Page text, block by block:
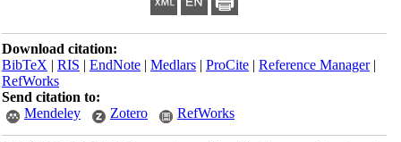
Download citation:
BibTeX|RIS|EndNote|Medlars|ProCite|Reference Manager
RefWorks
Send citation to:
Mendeley
Zotero RefWorks